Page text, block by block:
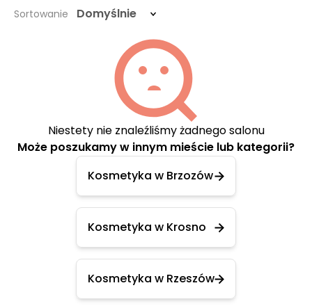
Sortowanie Domyślnie
Niestety nie znaleźliśmy żadnego salonu
Może poszukamy w innym mieście lub kategorii?
Kosmetyka w Brzozów
Kosmetyka w Krosno
Kosmetyka w Rzeszów